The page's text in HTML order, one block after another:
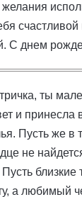
желания
С днем
ты
и
Пусть же в
не
а любимый